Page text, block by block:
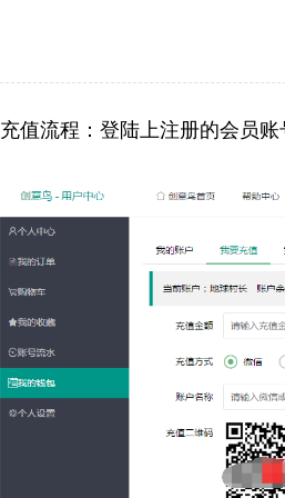
充值流程：登陆上注册的会员